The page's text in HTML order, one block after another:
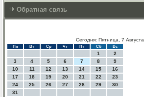
Обратная связь
Сегодня: Пятница, 7 Августа
Пн Вт Ср Чт Пт Сб Вс
1
2
3
4 5 6 7 8
9
10
11 12 13 14 15
16
17
18 19 20 21 22
23
24
25 26 27 28 29
30
31